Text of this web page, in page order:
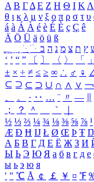
Α Β ΓΔ Ε Ζ Η Θ Ι ΚΛ
θ ι κ λ μ ν ξ ο π ρ σ τ υ
á à Á À é è É È ç Ç ê
Ä Ö Ü ä ö ü ß
ִֶֹ ֻּ ׁׂ ץ ת צ מ נ ה ב
‘ ’ “ ” 〔 〕 〈 〉 「 」
± × ÷ ≠ ≤ ≥ ∞ ∴ ♂ ♀
⊆ ⊇ ⊂ ⊃ ∪ ∩ ∧ ∨ ￢
、
。 · ‥ … ¨ 〃 ―
；
？ ＾ ｀
½ ⅓ ⅔ ¼ ¾ ⅛ ⅜ ⅝ ⅞ ¹
Æ Ð Ħ Ĳ Ł Ø Œ Þ Ŧ Ŋ
А Б В Г Д Е Ё Ж З И
Ы Ь Э Ю Я а б в г д е
ы ь э ю я
′ ″ ℃ Å ￠ ￡ ￥ ¤ ℉